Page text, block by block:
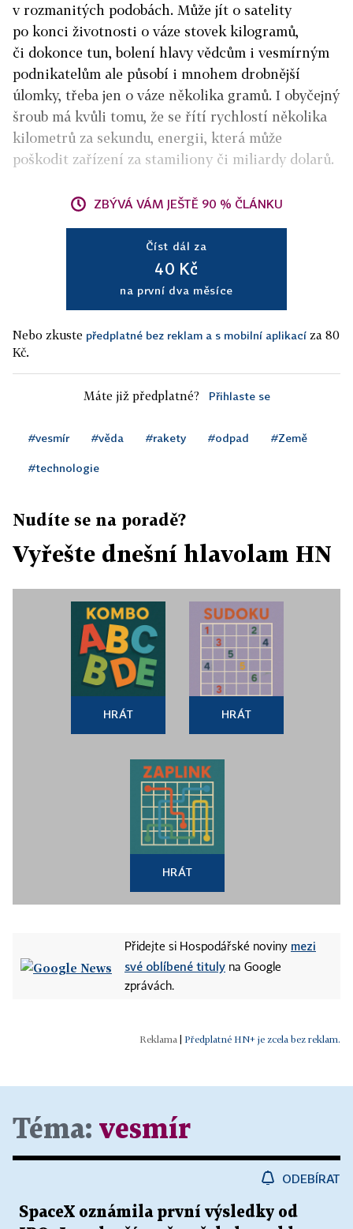
v rozmanitých podobách. Může jít o satelity
po konci životnosti o váze stovek kilogramů,
či dokonce tun, bolení hlavy vědcům i vesmírným
podnikatelům ale působí i mnohem drobnější
úlomky, třeba jen o váze několika gramů. I obyčejný
šroub má kvůli tomu, že se řítí rychlostí několika
kilometrů za sekundu, energii, která může
poškodit zařízení za stamiliony či miliardy dolarů.
ZBÝVÁ VÁM JEŠTĚ 90 % ČLÁNKU
Číst dál za
40 Kč
na první dva měsíce
Nebo zkuste předplatné bez reklam a s mobilní aplikací za 80
Kč.
Máte již předplatné? Přihlaste se
#vesmír #věda #rakety #odpad #Země
#technologie
Nudíte se na poradě?
Vyřešte dnešní hlavolam HN
HRÁT HRÁT
HRÁT
Přidejte si Hospodářské noviny mezi
své oblíbené tituly na Google
zprávách.
Předplatné HN+ je zcela bez reklam.
Téma: vesmír
ODEBÍRAT
SpaceX oznámila první výsledky od